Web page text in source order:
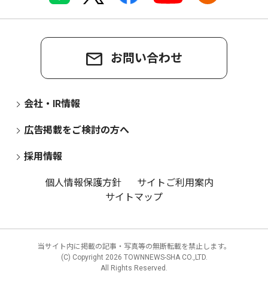
お問い合わせ
会社・IR情報
広告掲載をご検討の方へ
採用情報
個人情報保護方針
サイトご利用案内
サイトマップ
当サイト内に掲載の記事・写真等の無断転載を禁止します。
(C) Copyright 2026 TOWNNEWS-SHA CO.,LTD.
All Rights Reserved.